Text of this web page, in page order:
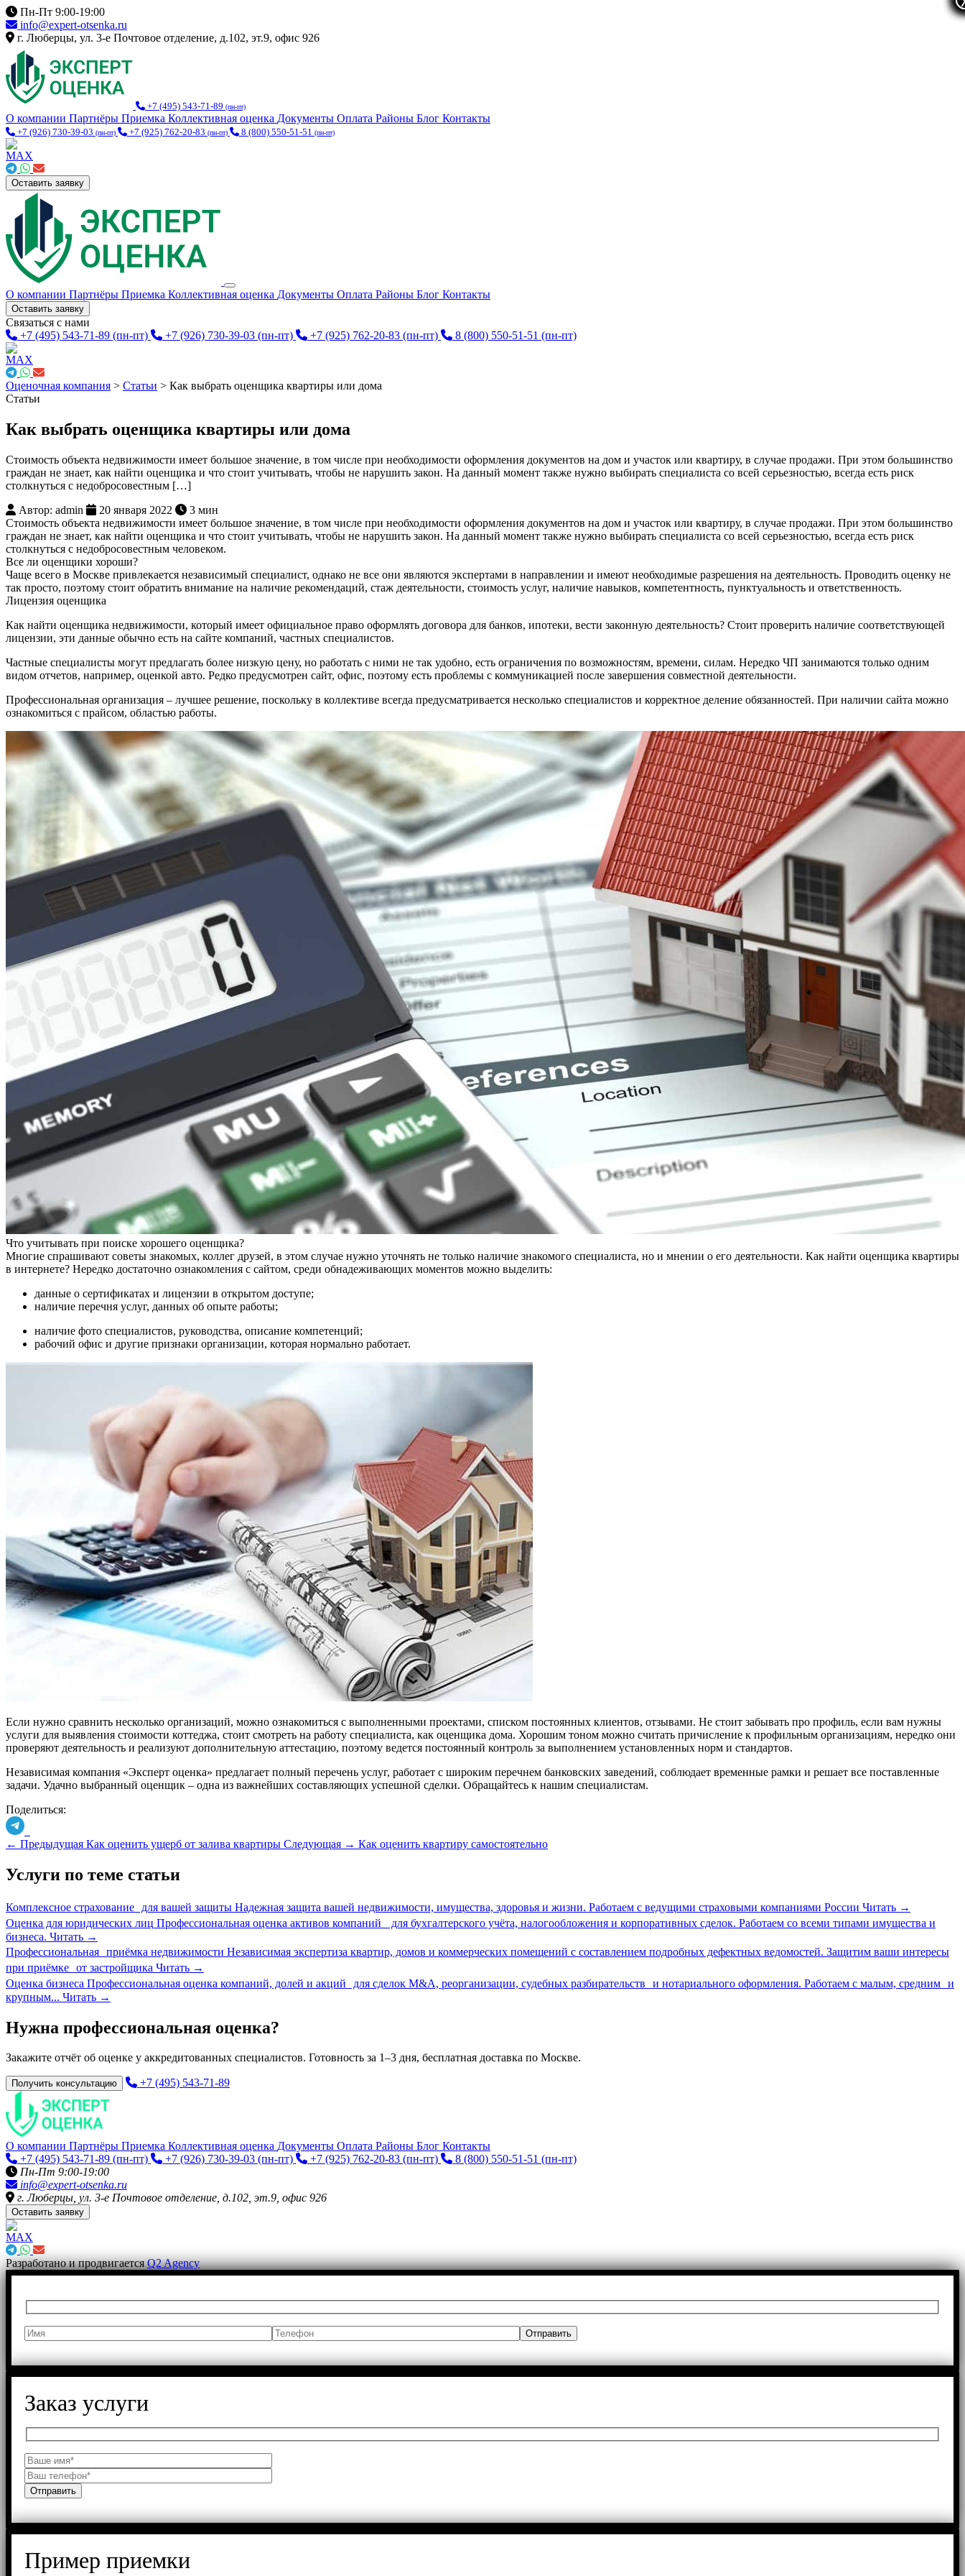
Пн-Пт 9:00-19:00
info@expert-otsenka.ru
г. Люберцы, ул. 3-е Почтовое отделение, д.102, эт.9, офис 926
+7 (495) 543-71-89 (пн-пт)
О компании Партнёры Приемка Коллективная оценка Документы Оплата Районы Блог Контакты
+7 (926) 730-39-03 (пн-пт) +7 (925) 762-20-83 (пн-пт) 8 (800) 550-51-51 (пн-пт)
Оставить заявку
О компании Партнёры Приемка Коллективная оценка Документы Оплата Районы Блог Контакты
Оставить заявку
Связаться с нами
+7 (495) 543-71-89 (пн-пт) +7 (926) 730-39-03 (пн-пт) +7 (925) 762-20-83 (пн-пт) 8 (800) 550-51-51 (пн-пт)
Оценочная компания > Статьи > Как выбрать оценщика квартиры или дома
Статьи
Как выбрать оценщика квартиры или дома
Стоимость объекта недвижимости имеет большое значение, в том числе при необходимости оформления документов на дом и участок или квартиру, в случае продажи. При этом большинство
граждан не знает, как найти оценщика и что стоит учитывать, чтобы не нарушить закон. На данный момент также нужно выбирать специалиста со всей серьезностью, всегда есть риск
столкнуться с недобросовестным […]
Автор: admin
20 января 2022
3 мин
Стоимость объекта недвижимости имеет большое значение, в том числе при необходимости оформления документов на дом и участок или квартиру, в случае продажи. При этом большинство
граждан не знает, как найти оценщика и что стоит учитывать, чтобы не нарушить закон. На данный момент также нужно выбирать специалиста со всей серьезностью, всегда есть риск
столкнуться с недобросовестным человеком.
Все ли оценщики хороши?
Чаще всего в Москве привлекается независимый специалист, однако не все они являются экспертами в направлении и имеют необходимые разрешения на деятельность. Проводить оценку не
так просто, поэтому стоит обратить внимание на наличие рекомендаций, стаж деятельности, стоимость услуг, наличие навыков, компетентность, пунктуальность и ответственность.
Лицензия оценщика
Как найти оценщика недвижимости, который имеет официальное право оформлять договора для банков, ипотеки, вести законную деятельность? Стоит проверить наличие соответствующей
лицензии, эти данные обычно есть на сайте компаний, частных специалистов.
Частные специалисты могут предлагать более низкую цену, но работать с ними не так удобно, есть ограничения по возможностям, времени, силам. Нередко ЧП занимаются только одним
видом отчетов, например, оценкой авто. Редко предусмотрен сайт, офис, поэтому есть проблемы с коммуникацией после завершения совместной деятельности.
Профессиональная организация – лучшее решение, поскольку в коллективе всегда предусматривается несколько специалистов и корректное деление обязанностей. При наличии сайта можно
ознакомиться с прайсом, областью работы.
Что учитывать при поиске хорошего оценщика?
Многие спрашивают советы знакомых, коллег друзей, в этом случае нужно уточнять не только наличие знакомого специалиста, но и мнении о его деятельности. Как найти оценщика квартиры
в интернете? Нередко достаточно ознакомления с сайтом, среди обнадеживающих моментов можно выделить:
данные о сертификатах и лицензии в открытом доступе;
наличие перечня услуг, данных об опыте работы;
наличие фото специалистов, руководства, описание компетенций;
рабочий офис и другие признаки организации, которая нормально работает.
Если нужно сравнить несколько организаций, можно ознакомиться с выполненными проектами, списком постоянных клиентов, отзывами. Не стоит забывать про профиль, если вам нужны
услуги для выявления стоимости коттеджа, стоит смотреть на работу специалиста, как оценщика дома. Хорошим тоном можно считать причисление к профильным организациям, нередко они
проверяют деятельность и реализуют дополнительную аттестацию, поэтому ведется постоянный контроль за выполнением установленных норм и стандартов.
Независимая компания «Эксперт оценка» предлагает полный перечень услуг, работает с широким перечнем банковских заведений, соблюдает временные рамки и решает все поставленные
задачи. Удачно выбранный оценщик – одна из важнейших составляющих успешной сделки. Обращайтесь к нашим специалистам.
Поделиться:
← Предыдущая Как оценить ущерб от залива квартиры Следующая → Как оценить квартиру самостоятельно
Услуги по теме статьи
Комплексное страхование для вашей защиты Надежная защита вашей недвижимости, имущества, здоровья и жизни. Работаем с ведущими страховыми компаниями России Читать →
Оценка для юридических лиц Профессиональная оценка активов компаний для бухгалтерского учёта, налогообложения и корпоративных сделок. Работаем со всеми типами имущества и
бизнеса. Читать →
Профессиональная приёмка недвижимости Независимая экспертиза квартир, домов и коммерческих помещений с составлением подробных дефектных ведомостей. Защитим ваши интересы
при приёмке от застройщика Читать →
Оценка бизнеса Профессиональная оценка компаний, долей и акций для сделок M&A, реорганизации, судебных разбирательств и нотариального оформления. Работаем с малым, средним и
крупным... Читать →
Нужна профессиональная оценка?
Закажите отчёт об оценке у аккредитованных специалистов. Готовность за 1–3 дня, бесплатная доставка по Москве.
Получить консультацию +7 (495) 543-71-89
О компании Партнёры Приемка Коллективная оценка Документы Оплата Районы Блог Контакты
+7 (495) 543-71-89 (пн-пт) +7 (926) 730-39-03 (пн-пт) +7 (925) 762-20-83 (пн-пт) 8 (800) 550-51-51 (пн-пт)
Пн-Пт 9:00-19:00
info@expert-otsenka.ru
г. Люберцы, ул. 3-е Почтовое отделение, д.102, эт.9, офис 926
Оставить заявку
Разработано и продвигаетсяQ2 Agency
Заказ услуги
Пример приемки